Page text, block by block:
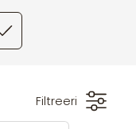
Filtreeri